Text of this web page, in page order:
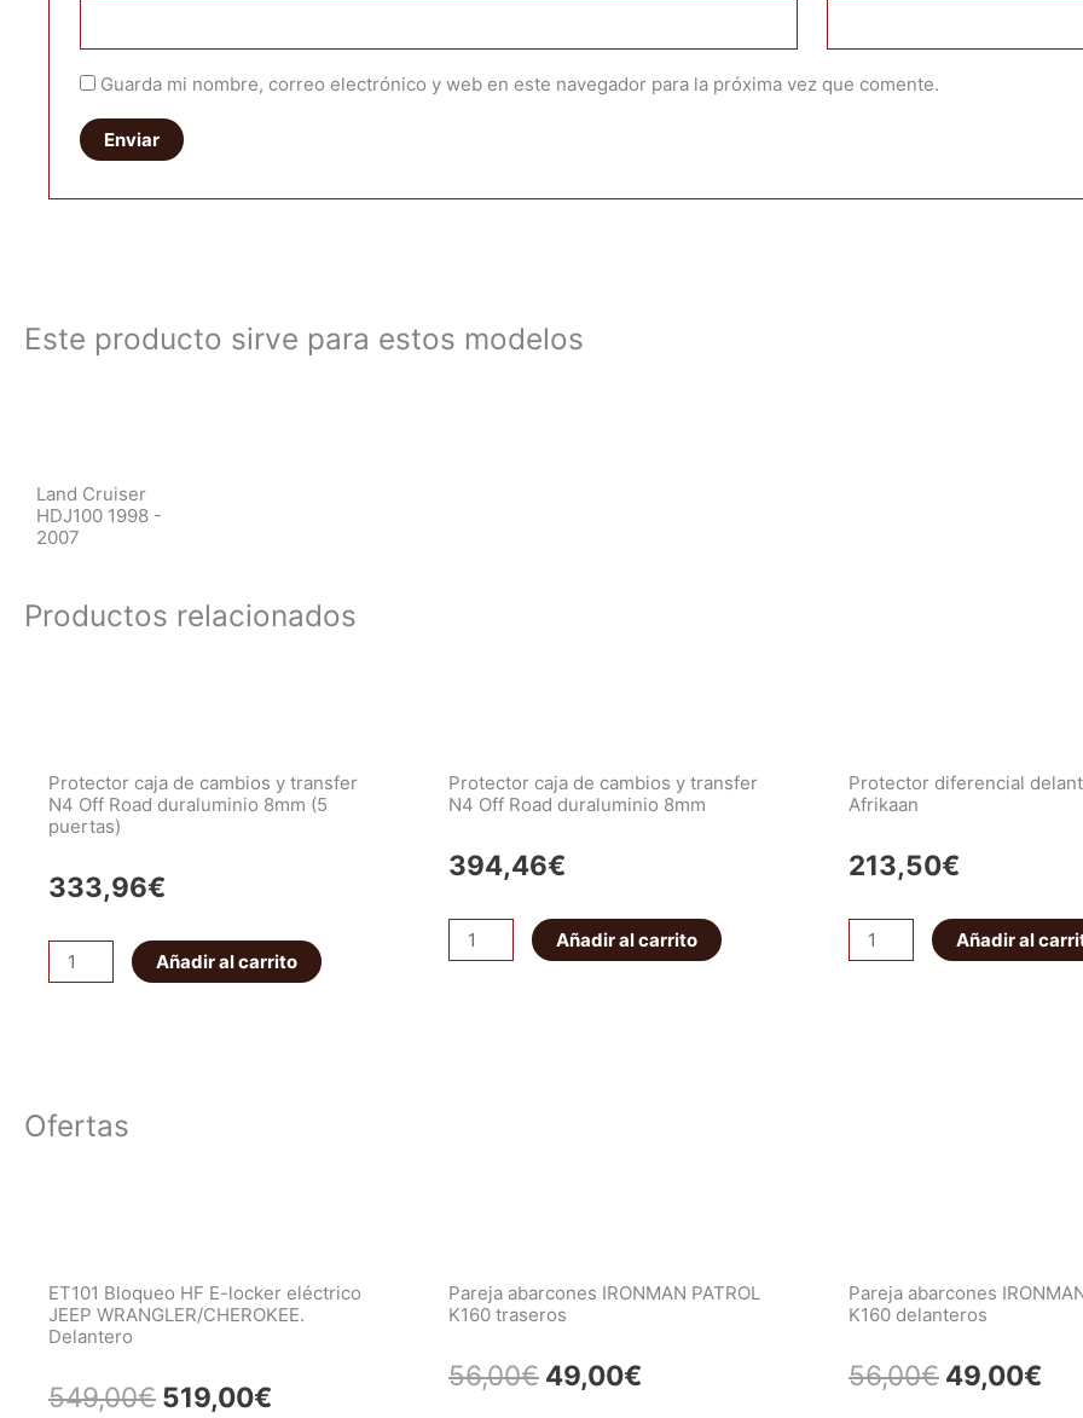
Guarda mi nombre, correo electrónico y web en este navegador para la próxima vez que comente.
Este producto sirve para estos modelos
Land Cruiser
HDJ100 1998 -
2007
Productos relacionados
Protector caja de cambios y transfer
N4 Off Road duraluminio 8mm (5
puertas)
333,96€
Protector
caja
transfer
8mm
(5
puertas)
Añadir al carrito
Protector caja de cambios y transfer
N4 Off Road duraluminio 8mm
394,46€
Protector
caja
cantidad
Añadir al carrito
Protector diferencial
Afrikaan
213,50€
Protector
diferencial
Añadir al
Ofertas
ET101 Bloqueo HF E-locker eléctrico
JEEP WRANGLER/CHEROKEE.
Delantero
549,00€ El
519,00€
Pareja abarcones IRONMAN PATROL
K160 traseros
56,00€ El
49,00€
Pareja abarcones
K160 delanteros
56,00€ El
49,00€